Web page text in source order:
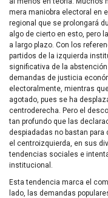
mera maniobra electoral en
regional que se prolongará
algo de cierto en esto, pero
a largo plazo. Con los
partidos de la izquierda
significativa de la
demandas de justicia
electoralmente, mientras
agotado, pues se ha
centroderecha. Pero el
tan profundo que las
despiadadas no bastan para
el centroizquierda, en sus
tendencias sociales e
institucional.
Esta tendencia marca el
lado, las demandas